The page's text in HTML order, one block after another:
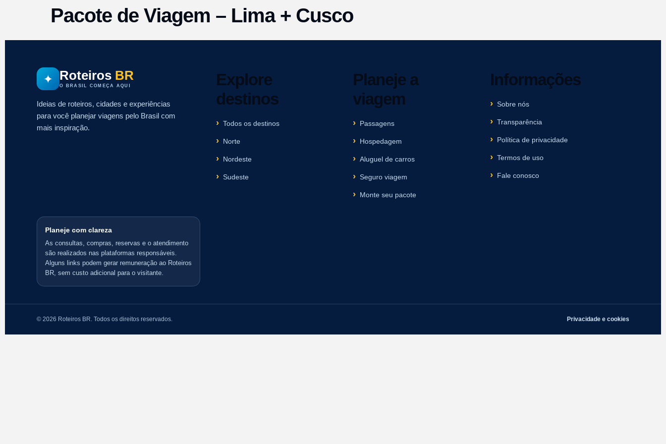
Pacote de Viagem – Lima + Cusco
✦ Roteiros BR
O BRASIL COMEÇA AQUI
Ideias de roteiros, cidades e experiências
para você planejar viagens pelo Brasil com
mais inspiração.
Explore
destinos
Todos os destinos
Norte
Nordeste
Sudeste
Planeje a
viagem
Passagens
Hospedagem
Aluguel de carros
Seguro viagem
Monte seu pacote
Informações
Sobre nós
Transparência
Política de privacidade
Termos de uso
Fale conosco
Planeje com clareza
As consultas, compras, reservas e o atendimento
são realizados nas plataformas responsáveis.
Alguns links podem gerar remuneração ao Roteiros
BR, sem custo adicional para o visitante.
© 2026 Roteiros BR. Todos os direitos reservados. Privacidade e cookies